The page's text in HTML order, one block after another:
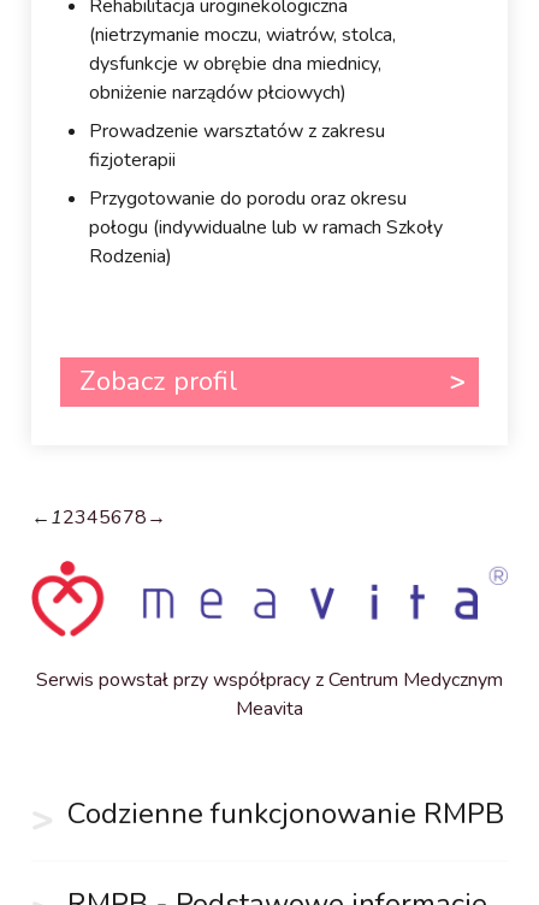
Rehabilitacja uroginekologiczna
(nietrzymanie moczu, wiatrów, stolca,
dysfunkcje w obrębie dna miednicy,
obniżenie narządów płciowych)
Prowadzenie warsztatów z zakresu
fizjoterapii
Przygotowanie do porodu oraz okresu
połogu (indywidualne lub w ramach Szkoły
Rodzenia)
Zobacz profil
←12345678→
Serwis powstał przy współpracy z Centrum Medycznym
Meavita
Codzienne funkcjonowanie RMPB